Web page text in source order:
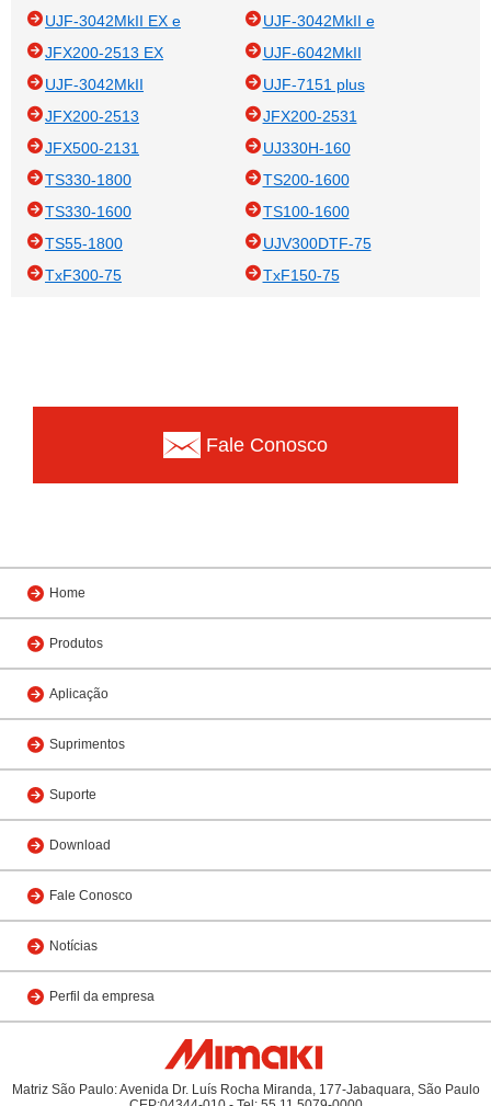
UJF-3042MkII EX e
UJF-3042MkII e
JFX200-2513 EX
UJF-6042MkII
UJF-3042MkII
UJF-7151 plus
JFX200-2513
JFX200-2531
JFX500-2131
UJ330H-160
TS330-1800
TS200-1600
TS330-1600
TS100-1600
TS55-1800
UJV300DTF-75
TxF300-75
TxF150-75
Fale Conosco
Home
Produtos
Aplicação
Suprimentos
Suporte
Download
Fale Conosco
Notícias
Perfil da empresa
Matriz São Paulo: Avenida Dr. Luís Rocha Miranda, 177-Jabaquara, São Paulo